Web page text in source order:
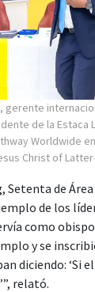
gerente
de la Estaca
Worldwide
Christ of
, Setenta de
de los
como
y se
diciendo: ‘Si
relató.